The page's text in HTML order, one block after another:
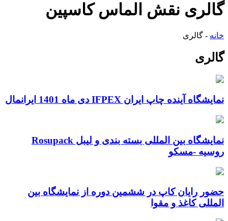
گالری نقش الماس کاسپین
خانه - گالری
گالری
نمایشگاه آینده چاپ ایران IFPEX دی ماه 1401 ایرانمال
نمایشگاه بین المللی بسته بندی و لیبل Rosupack
روسیه -مسکو
حضور رایان کاپ در ششمین دوره از نمایشگاه بین
المللی کاغذ و مقوا